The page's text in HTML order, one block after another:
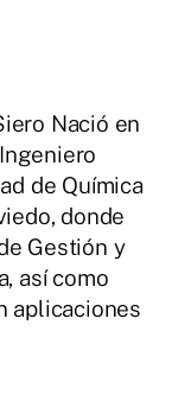
Nació en
de Química
donde
Gestión y
así como
aplicaciones